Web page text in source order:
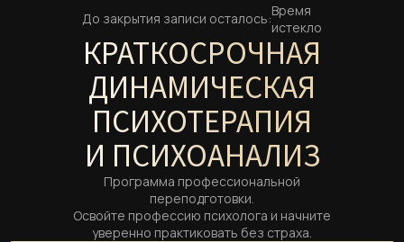
До закрытия записи осталось:Время
истекло
КРАТКОСРОЧНАЯ
ДИНАМИЧЕСКАЯ
ПСИХОТЕРАПИЯ
И ПСИХОАНАЛИЗ
Программа профессиональной
переподготовки.
Освойте профессию психолога и начните
уверенно практиковать без страха.